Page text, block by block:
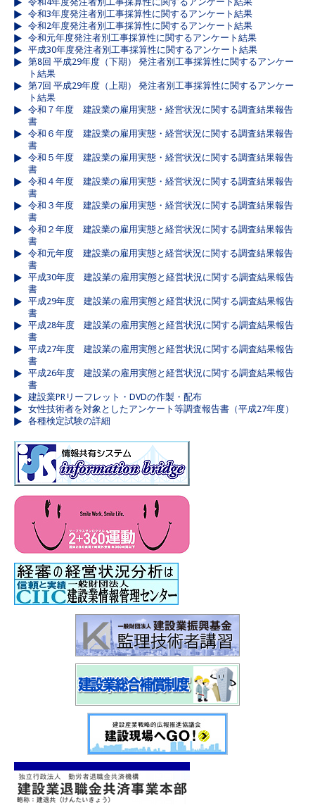
令和3年度発注者別工事採算性に関するアンケート結果
令和2年度発注者別工事採算性に関するアンケート結果
令和元年度発注者別工事採算性に関するアンケート結果
平成30年度発注者別工事採算性に関するアンケート結果
第8回 平成29年度（下期） 発注者別工事採算性に関するアンケー
ト結果
第7回 平成29年度（上期） 発注者別工事採算性に関するアンケー
ト結果
令和７年度 建設業の雇用実態・経営状況に関する調査結果報告
書
令和６年度 建設業の雇用実態・経営状況に関する調査結果報告
書
令和５年度 建設業の雇用実態・経営状況に関する調査結果報告
書
令和４年度 建設業の雇用実態・経営状況に関する調査結果報告
書
令和３年度 建設業の雇用実態・経営状況に関する調査結果報告
書
令和２年度 建設業の雇用実態と経営状況に関する調査結果報告
書
令和元年度 建設業の雇用実態と経営状況に関する調査結果報告
書
平成30年度 建設業の雇用実態と経営状況に関する調査結果報告
書
平成29年度 建設業の雇用実態と経営状況に関する調査結果報告
書
平成28年度 建設業の雇用実態と経営状況に関する調査結果報告
書
平成27年度 建設業の雇用実態と経営状況に関する調査結果報告
書
平成26年度 建設業の雇用実態と経営状況に関する調査結果報告
書
建設業PRリーフレット・DVDの作製・配布
女性技術者を対象としたアンケート等調査報告書（平成27年度）
各種検定試験の詳細